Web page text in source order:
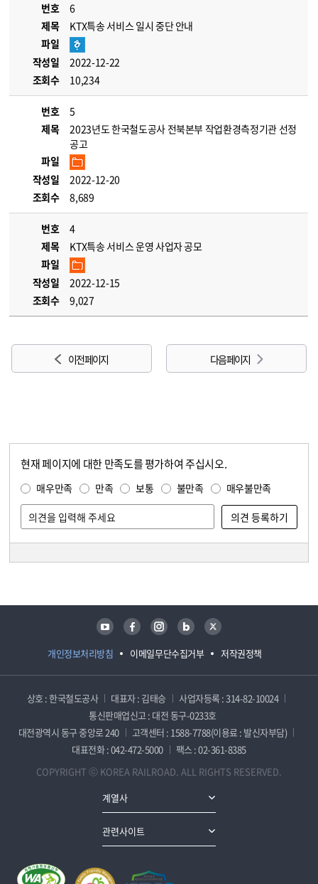
번호
6
제목
KTX특송 서비스 일시 중단 안내
파일
작성일
2022-12-22
조회수
10,234
번호
5
제목
2023년도 한국철도공사 전북본부 작업환경측정기관 선정
공고
파일
작성일
2022-12-20
조회수
8,689
번호
4
제목
KTX특송 서비스 운영 사업자 공모
파일
작성일
2022-12-15
조회수
9,027
이전 페이지 다음 페이지
현재 페이지에 대한 만족도를 평가하여 주십시오.
매우만족 만족 보통 불만족 매우불만족
개인정보처리방침 이메일무단수집거부 저작권정책
유튜브 페이스북 인스타그램 블로그 트위터
상호 : 한국철도공사 대표자 : 김태승
사업자등록 : 314-82-10024
통신판매업신고 : 대전 동구-0233호
대전광역시 동구 중앙로 240
고객센터 : 1588-7788(이용료 : 발신자부담)
대표전화 : 042-472-5000
팩스 : 02-361-8385
COPYRIGHT ⓒ KOREA RAILROAD. ALL RIGHTS RESERVED.
계열사
관련사이트